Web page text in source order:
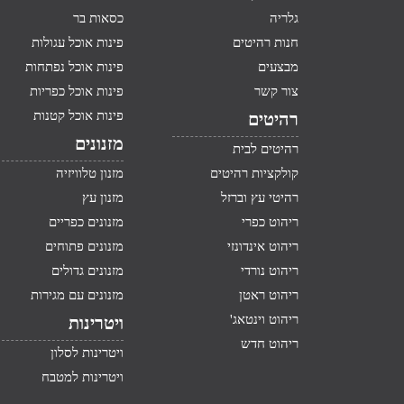
גלריה
חנות רהיטים
מבצעים
צור קשר
רהיטים
רהיטים לבית
קולקציות רהיטים
רהיטי עץ וברזל
ריהוט כפרי
ריהוט אינדונזי
ריהוט נורדי
ריהוט ראטן
ריהוט וינטאג'
ריהוט חדש
כסאות בר
פינות אוכל עגולות
פינות אוכל נפתחות
פינות אוכל כפריות
פינות אוכל קטנות
מזנונים
מזנון טלוויזיה
מזנון עץ
מזנונים כפריים
מזנונים פתוחים
מזנונים גדולים
מזנונים עם מגירות
ויטרינות
ויטרינות לסלון
ויטרינות למטבח